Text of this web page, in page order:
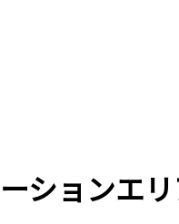
ションエ